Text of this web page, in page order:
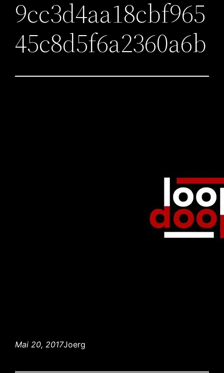
9cc3d4aa18cbf965
45c8d5f6a2360a6b
Mai 20, 2017Joerg